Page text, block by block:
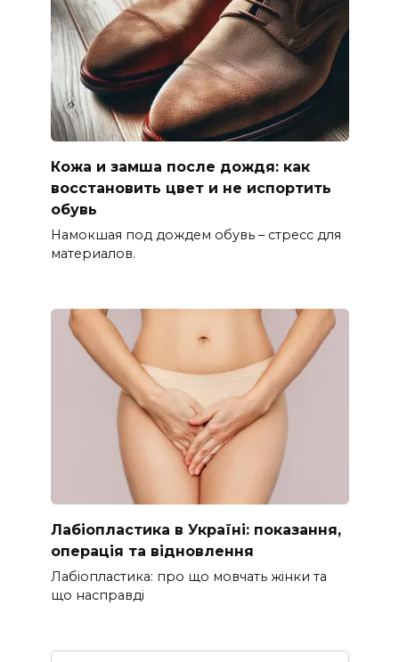
Кожа и замша после дождя: как
восстановить цвет и не испортить
обувь
Намокшая под дождем обувь – стресс для
материалов.
Лабіопластика в Україні: показання,
операція та відновлення
Лабіопластика: про що мовчать жінки та
що насправді